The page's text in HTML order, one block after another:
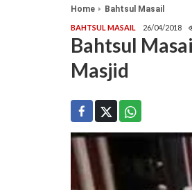
Home Bahtsul Masail
BAHTSUL MASAIL 26/04/2018
Bahtsul
Masjid